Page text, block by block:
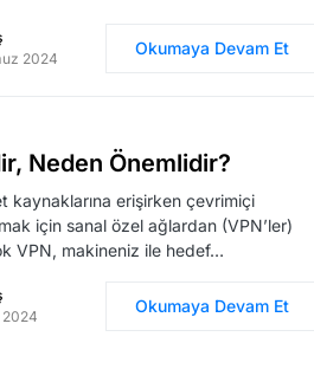
2024
Okumaya Devam Et
Neden Önemlidir?
kaynaklarına erişirken çevrimiçi
için sanal özel ağlardan (VPN’ler)
VPN, makineniz ile hedef…
2024
Okumaya Devam Et